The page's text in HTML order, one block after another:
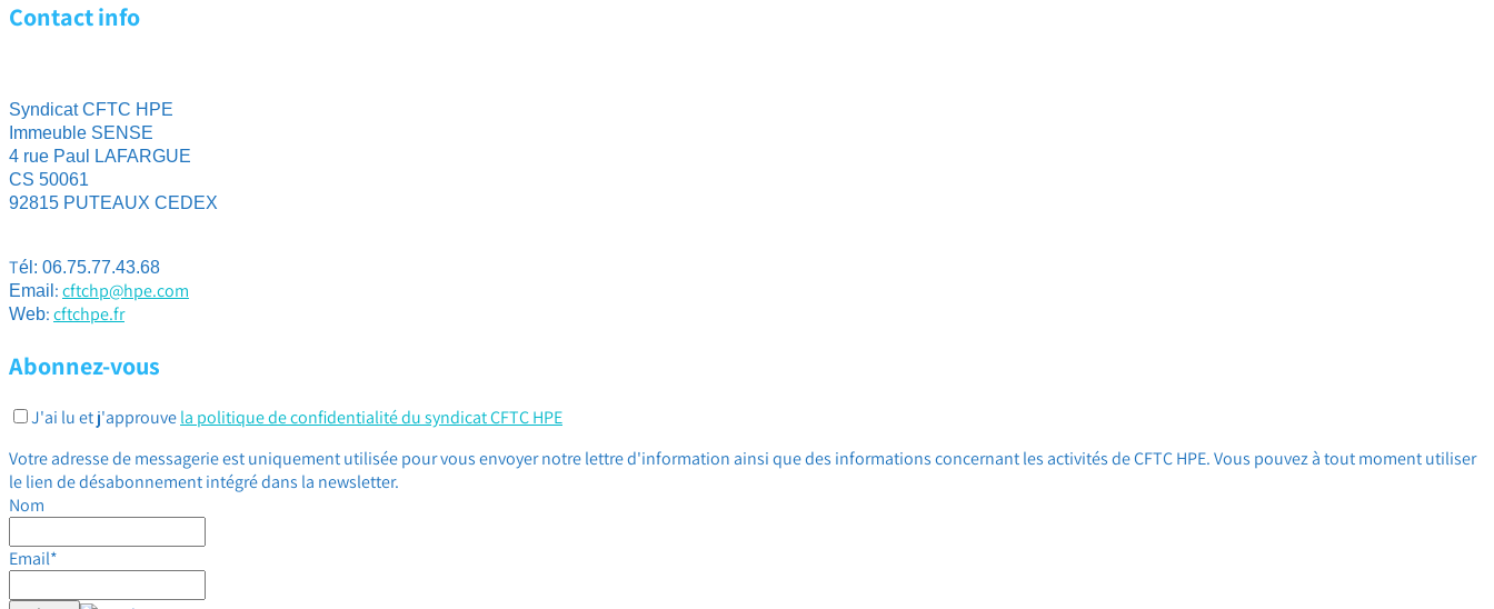
Contact info
Syndicat CFTC HPE
Immeuble SENSE
4 rue Paul LAFARGUE
CS 50061
92815 PUTEAUX CEDEX
Tél: 06.75.77.43.68
Email :cftchp@hpe.com
Web:cftchpe.fr
Abonnez-vous
J'ai lu et j'approuvela politique de confidentialité du syndicat CFTC HPE
Votre adresse de messagerie est uniquement utilisée pour vous envoyer notre lettre d'information ainsi que des informations concernant les activités de CFTC HPE. Vous pouvez à tout moment utiliser
le lien de désabonnement intégré dans la newsletter.
Nom
Email*